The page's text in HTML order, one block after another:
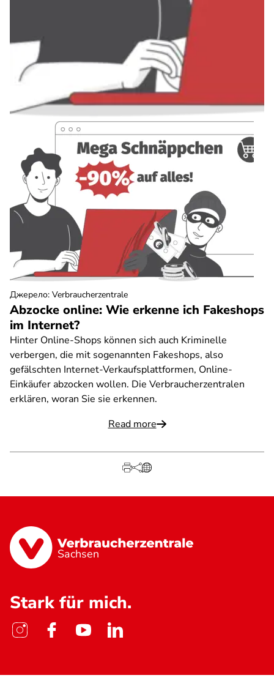
Abzocke online: Wie erkenne ich Fakeshops
im Internet?
Hinter Online-Shops können sich auch Kriminelle
verbergen, die mit sogenannten Fakeshops, also
gefälschten Internet-Verkaufsplattformen, Online-
Einkäufer abzocken wollen. Die Verbraucherzentralen
erklären, woran Sie sie erkennen.
Read more
Джерело: Verbraucherzentrale
Sachsen
Stark für mich.